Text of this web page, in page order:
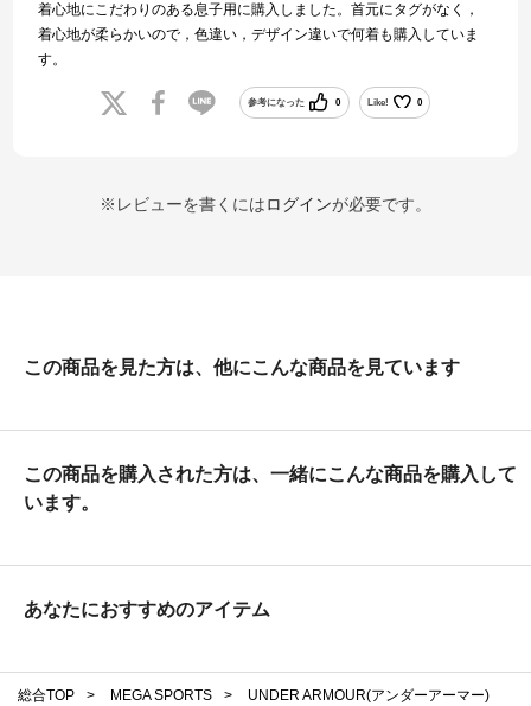
着心地にこだわりのある息子用に購入しました。首元にタグがなく，
着心地が柔らかいので，色違い，デザイン違いで何着も購入していま
す。
参考になった 0 Like! 0
※レビューを書くにはログインが必要です。
この商品を見た方は、他にこんな商品を見ています
この商品を購入された方は、一緒にこんな商品を購入して
います。
あなたにおすすめのアイテム
総合TOP > MEGA SPORTS >
UNDER ARMOUR(アンダーアーマー)